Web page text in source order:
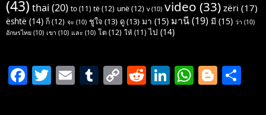
(43) thai (20) to (11) të(12) unë(12) v(10) video (33) zëri (17)
është (14) ก็(12) จะ (10) ชูใจ (13) ดู(13) มา (15) มานี(19) มี (15) ว่า (10)
อักษรไทย (10) เขา (10) และ (10) โต (12) ให้ (11) ไป (14)
F T E T C R Li W Bl